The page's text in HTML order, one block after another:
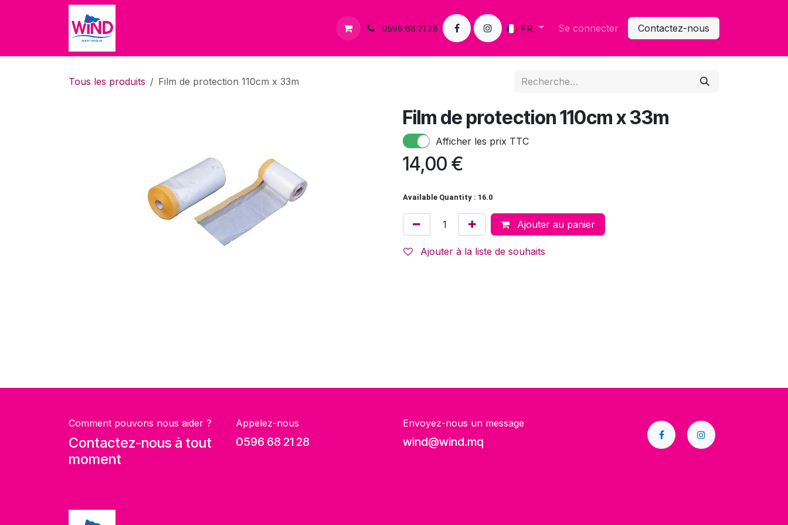
Se rendre au contenu
Contactez-nous 0596 68 21 28 FR Se connecter Contactez-nous
Tous les produits Film de protection 110cm x 33m
Film de protection 110cm x 33m
Afficher les prix TTC
14,00 €
Available Quantity : 16.0
Ajouter au panier
Ajouter à la liste de souhaits
Comment pouvons nous aider ?
Contactez-nous à tout
moment
Appelez-nous
0596 68 21 28
Envoyez-nous un message
wind@wind.mq